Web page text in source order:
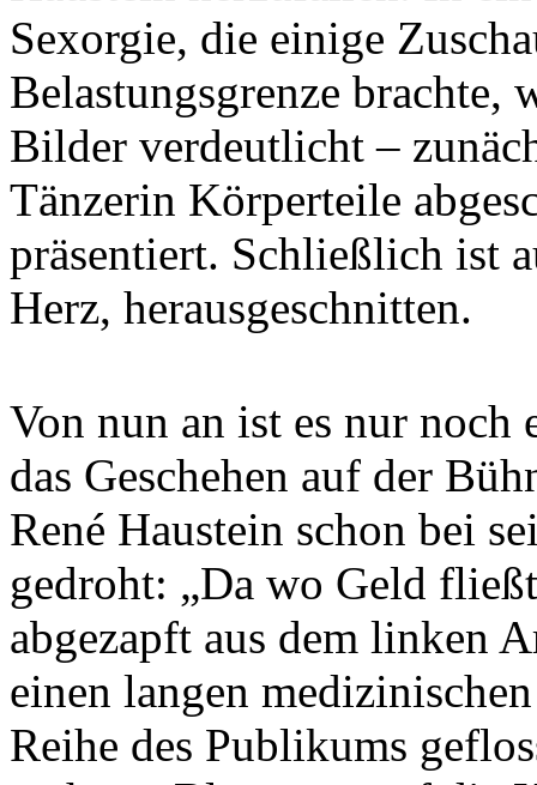
Sexorgie, die einige
Belastungsgrenze brachte,
Bilder verdeutlicht –
Tänzerin Körperteile
präsentiert. Schließlich ist
Herz, herausgeschnitten.
Von nun an ist es nur
das Geschehen auf der
René Haustein schon bei
gedroht: „Da wo Geld
abgezapft aus dem linken
einen langen
Reihe des Publikums